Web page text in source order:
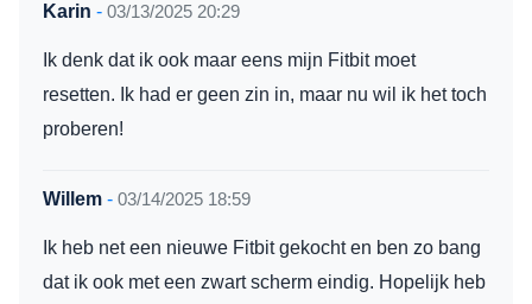
Karin - 03/13/2025 20:29
Ik denk dat ik ook maar eens mijn Fitbit moet
resetten. Ik had er geen zin in, maar nu wil ik het toch
proberen!
Willem - 03/14/2025 18:59
Ik heb net een nieuwe Fitbit gekocht en ben zo bang
dat ik ook met een zwart scherm eindig. Hopelijk heb